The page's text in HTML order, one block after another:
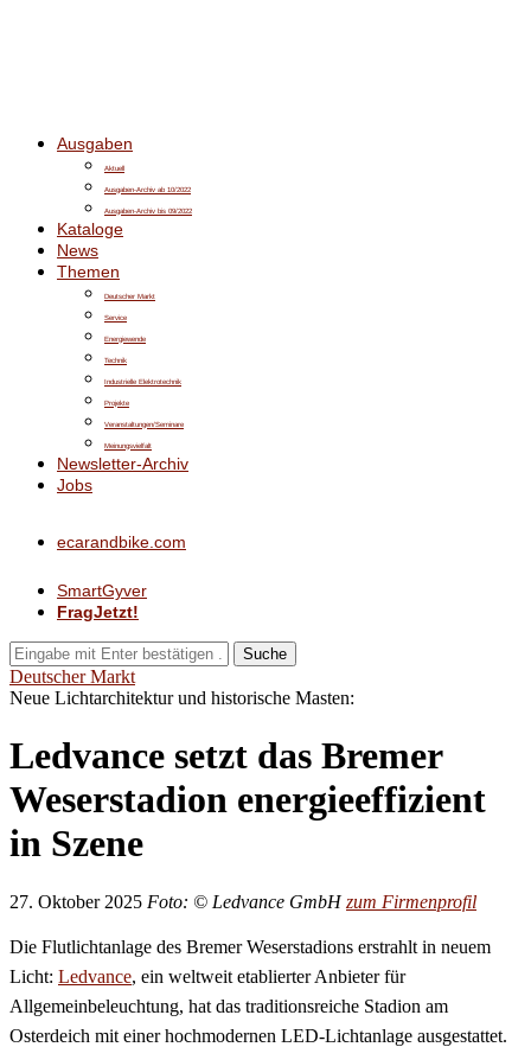
Ausgaben
Aktuell
Ausgaben-Archiv ab 10/2022
Ausgaben-Archiv bis 09/2022
Kataloge
News
Themen
Deutscher Markt
Service
Energiewende
Technik
Industrielle Elektrotechnik
Projekte
Veranstaltungen/Seminare
Meinungsvielfalt
Newsletter-Archiv
Jobs
ecarandbike.com
SmartGyver
FragJetzt!
Suche
Deutscher Markt
Neue Lichtarchitektur und historische Masten:
Ledvance setzt das Bremer
Weserstadion energieeffizient
in Szene
27. Oktober 2025 Foto: © Ledvance GmbH zum Firmenprofil
Die Flutlichtanlage des Bremer Weserstadions erstrahlt in neuem
Licht: Ledvance, ein weltweit etablierter Anbieter für
Allgemeinbeleuchtung, hat das traditionsreiche Stadion am
Osterdeich mit einer hochmodernen LED-Lichtanlage ausgestattet.